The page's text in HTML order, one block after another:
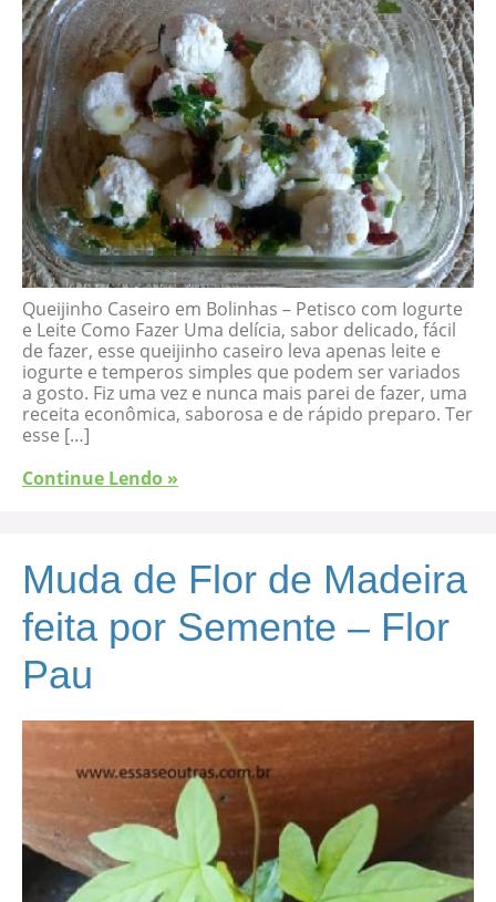
Queijinho Caseiro em Bolinhas – Petisco com Iogurte
e Leite Como Fazer Uma delícia, sabor delicado, fácil
de fazer, esse queijinho caseiro leva apenas leite e
iogurte e temperos simples que podem ser variados
a gosto. Fiz uma vez e nunca mais parei de fazer, uma
receita econômica, saborosa e de rápido preparo. Ter
esse […]
Continue Lendo »
Muda de Flor de Madeira
feita por Semente – Flor
Pau